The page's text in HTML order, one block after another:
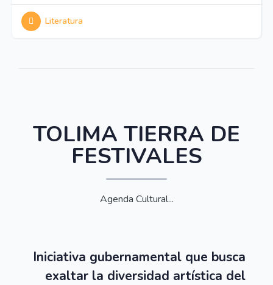
Literatura
TOLIMA TIERRA DE
FESTIVALES
Agenda Cultural...
Iniciativa gubernamental que busca
exaltar la diversidad artística del